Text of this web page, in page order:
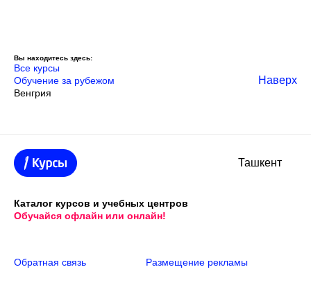
Вы находитесь здесь:
Все курсы
Обучение за рубежом
Венгрия
Наверх
Ташкент
Каталог курсов и учебных центров
Обучайся офлайн или онлайн!
Обратная связь Размещение рекламы